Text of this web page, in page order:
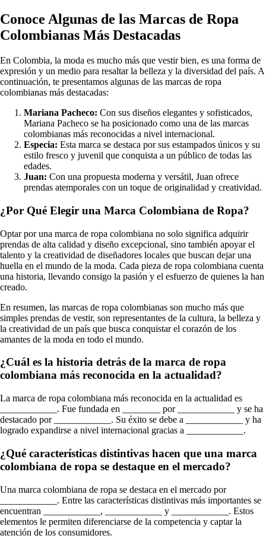
Conoce Algunas de las Marcas de Ropa
Colombianas Más Destacadas
En Colombia, la moda es mucho más que vestir bien, es una forma de
expresión y un medio para resaltar la belleza y la diversidad del país. A
continuación, te presentamos algunas de las marcas de ropa
colombianas más destacadas:
Mariana Pacheco: Con sus diseños elegantes y sofisticados,
Mariana Pacheco se ha posicionado como una de las marcas
colombianas más reconocidas a nivel internacional.
Especia: Esta marca se destaca por sus estampados únicos y su
estilo fresco y juvenil que conquista a un público de todas las
edades.
Juan: Con una propuesta moderna y versátil, Juan ofrece
prendas atemporales con un toque de originalidad y creatividad.
¿Por Qué Elegir una Marca Colombiana de Ropa?
Optar por una marca de ropa colombiana no solo significa adquirir
prendas de alta calidad y diseño excepcional, sino también apoyar el
talento y la creatividad de diseñadores locales que buscan dejar una
huella en el mundo de la moda. Cada pieza de ropa colombiana cuenta
una historia, llevando consigo la pasión y el esfuerzo de quienes la han
creado.
En resumen, las marcas de ropa colombianas son mucho más que
simples prendas de vestir, son representantes de la cultura, la belleza y
la creatividad de un país que busca conquistar el corazón de los
amantes de la moda en todo el mundo.
¿Cuál es la historia detrás de la marca de ropa
colombiana más reconocida en la actualidad?
La marca de ropa colombiana más reconocida en la actualidad es
____________. Fue fundada en ________ por ____________ y se ha
destacado por ____________. Su éxito se debe a ____________ y ha
logrado expandirse a nivel internacional gracias a ____________.
¿Qué características distintivas hacen que una marca
colombiana de ropa se destaque en el mercado?
Una marca colombiana de ropa se destaca en el mercado por
____________. Entre las características distintivas más importantes se
encuentran ____________, ____________ y ____________. Estos
elementos le permiten diferenciarse de la competencia y captar la
atención de los consumidores.